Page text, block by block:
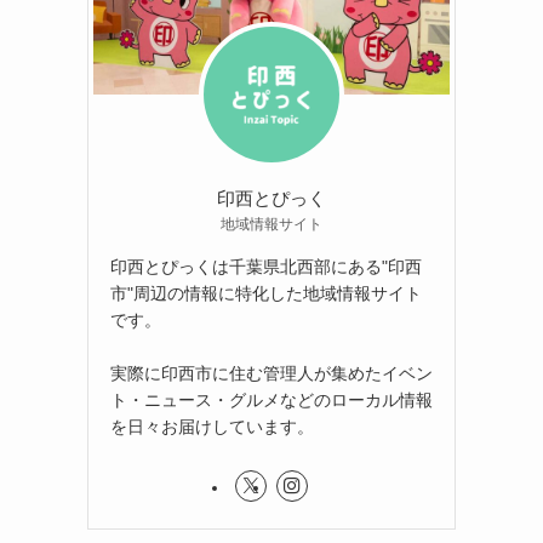
印西とぴっく
地域情報サイト
印西とぴっくは千葉県北西部にある"印西
市"周辺の情報に特化した地域情報サイト
です。
実際に印西市に住む管理人が集めたイベン
ト・ニュース・グルメなどのローカル情報
を日々お届けしています。